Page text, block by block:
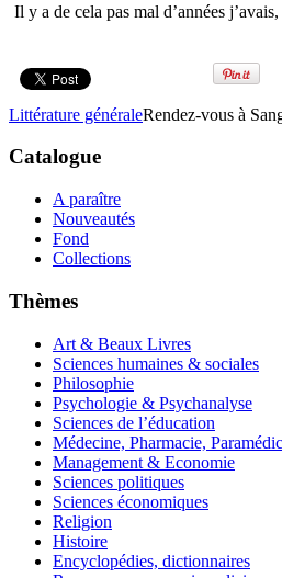
Il y a de cela pas mal d’années
Littérature généraleRendez-vous à
Catalogue
A paraître
Nouveautés
Fond
Collections
Thèmes
Art & Beaux Livres
Sciences humaines & sociales
Philosophie
Psychologie & Psychanalyse
Sciences de l’éducation
Médecine, Pharmacie,
Management & Economie
Sciences politiques
Sciences économiques
Religion
Histoire
Encyclopédies, dictionnaires